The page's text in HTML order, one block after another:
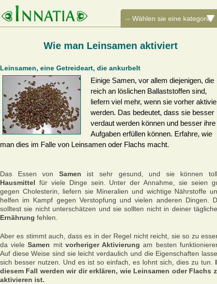
Wie man Leinsamen aktiviert
Leinsamen, eine Getreideart, die ankurbelt
Einige Samen, vor allem diejenigen, die
reich an löslichen Ballaststoffen sind,
liefern viel mehr, wenn sie vorher
werden. Das bedeutet, dass sie besser
verdaut werden können und besser ihre
Aufgaben erfüllen können. Erfahre, wie
man dies im Falle von Leinsamen oder Flachs macht.
Das Essen von Samen ist sehr gesund, und sie können
Hausmittel für viele Dinge sein. Unter der Annahme, sie seien
gegen Cholesterin, liefern sie Mineralien und wichtige Nährstoffe
helfen im Kampf gegen Verstopfung und vielen anderen Dingen.
solltest sie nicht unterschätzen und sie sollten nicht in deiner
Ernährung fehlen.
Aber es stimmt auch, dass es in der Regel nicht reicht, sie so zu
da vieleSamen mit vorheriger Aktivierung am besten
Auf diese Weise sind sie leicht verdaulich und die Eigenschaften
sich besser nutzen. Und es ist so einfach, es lohnt sich, dies zu tun.
diesem Fall werden wir dir erklären, wie Leinsamen oder Flachs
aktivieren ist.